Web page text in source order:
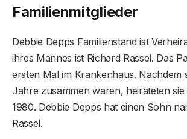
Familienmitglieder
Debbie Depps Familienstand ist
ihres Mannes ist Richard Rassel. Das
ersten Mal im Krankenhaus. Nachdem
Jahre zusammen waren, heirateten
1980. Debbie Depps hat einen Sohn
Rassel.